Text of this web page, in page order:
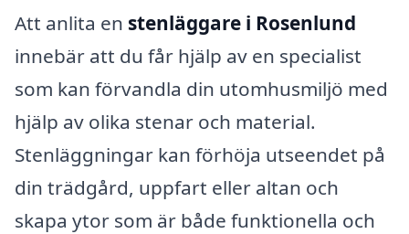
Att anlita en stenläggare i Rosenlund
innebär att du får hjälp av en specialist
som kan förvandla din utomhusmiljö med
hjälp av olika stenar och material.
Stenläggningar kan förhöja utseendet på
din trädgård, uppfart eller altan och
skapa ytor som är både funktionella och